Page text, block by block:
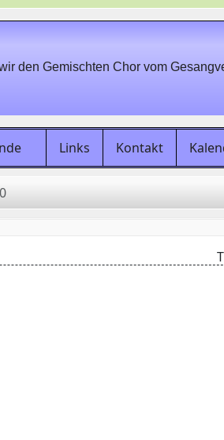
den Gemischten Chor vom
Links Kontakt